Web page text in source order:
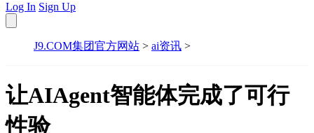
Log In Sign Up
J9.COM集团官方网站 > ai资讯 >
让AIAgent智能体完成了可行
性验